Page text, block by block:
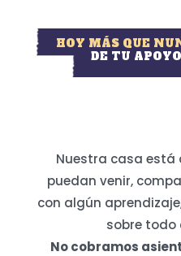
HOY MÁS QUE
DE TU
Nuestra casa
puedan venir,
con algún
sobre todo
No cobramos